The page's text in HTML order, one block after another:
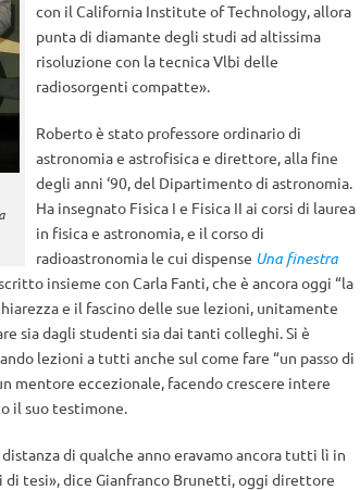
con il California Institute of Technology, allora
punta di diamante degli studi ad altissima
risoluzione con la tecnica Vlbi delle
radiosorgenti compatte».
Roberto è stato professore ordinario di
astronomia e astrofisica e direttore, alla fine
degli anni ‘90, del Dipartimento di astronomia.
Ha insegnato Fisica I e Fisica II ai corsi di laurea
in fisica e astronomia, e il corso di
radioastronomia le cui dispense Una finestra
insieme con Carla Fanti, che è ancora oggi “la
e il fascino delle sue lezioni, unitamente
sia dagli studenti sia dai tanti colleghi. Si è
lezioni a tutti anche sul come fare “un passo di
mentore eccezionale, facendo crescere intere
il suo testimone.
di qualche anno eravamo ancora tutti lì in
tesi», dice Gianfranco Brunetti, oggi direttore